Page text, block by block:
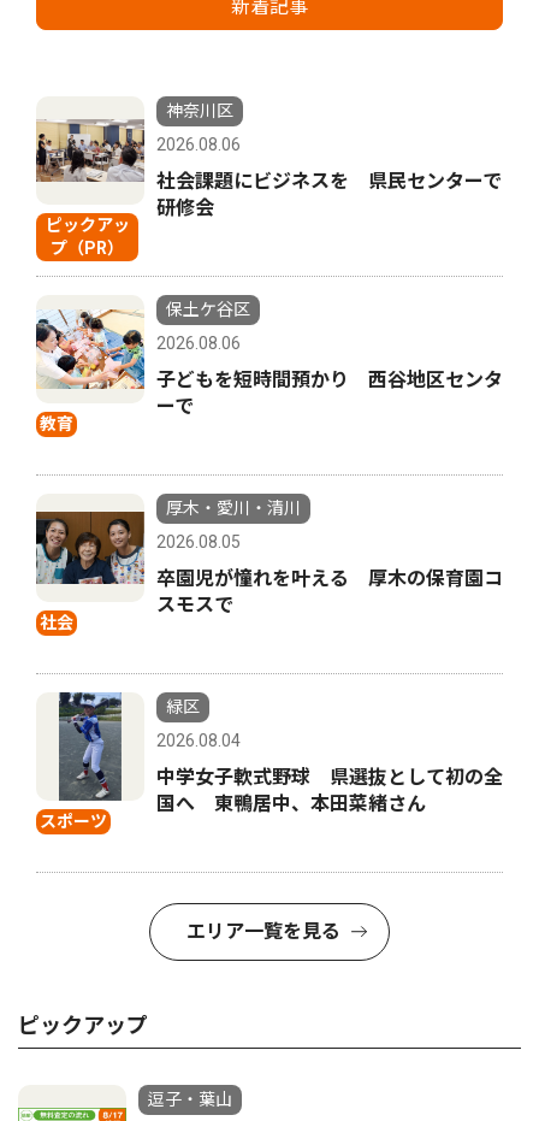
新着記事
ピックアッ
プ（PR）
神奈川区
2026.08.06
社会課題にビジネスを 県民センターで
研修会
教育
保土ケ谷区
2026.08.06
子どもを短時間預かり 西谷地区センタ
ーで
社会
厚木・愛川・清川
2026.08.05
卒園児が憧れを叶える 厚木の保育園コ
スモスで
スポーツ
緑区
2026.08.04
中学女子軟式野球 県選抜として初の全
国へ 東鴨居中、本田菜緒さん
エリア一覧を見る
ピックアップ
逗子・葉山